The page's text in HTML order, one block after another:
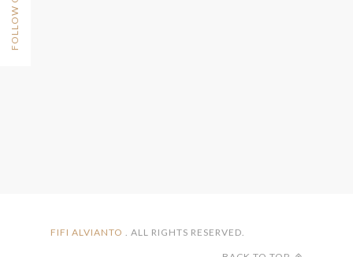
FIFI ALVIANTO . ALL RIGHTS RESERVED.